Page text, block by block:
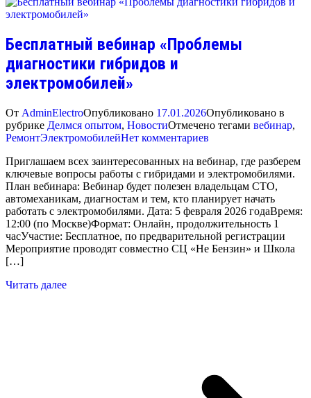
Бесплатный вебинар «Проблемы
диагностики гибридов и
электромобилей»
От AdminElectroОпубликовано 17.01.2026Опубликовано в
рубрике Делмся опытом, НовостиОтмечено тегами вебинар,
РемонтЭлектромобилейНет комментариев
вебинар
«Проблемы
диагностики
гибридов
и
электромобилей»
Приглашаем всех заинтересованных на вебинар, где разберем
ключевые вопросы работы с гибридами и электромобилями.
План вебинара: Вебинар будет полезен владельцам СТО,
автомеханикам, диагностам и тем, кто планирует начать
работать с электромобилями. Дата: 5 февраля 2026 годаВремя:
12:00 (по Москве)Формат: Онлайн, продолжительность 1
часУчастие: Бесплатное, по предварительной регистрации
Мероприятие проводят совместно СЦ «Не Бензин» и Школа
[…]
Читать далее